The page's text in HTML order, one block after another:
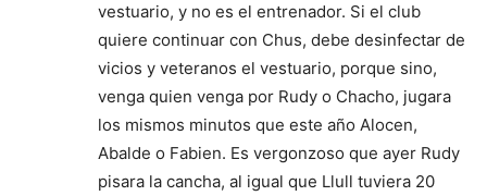
vestuario, y no es el entrenador. Si el club
quiere continuar con Chus, debe desinfectar de
vicios y veteranos el vestuario, porque sino,
venga quien venga por Rudy o Chacho, jugara
los mismos minutos que este año Alocen,
Abalde o Fabien. Es vergonzoso que ayer Rudy
pisara la cancha, al igual que Llull tuviera 20